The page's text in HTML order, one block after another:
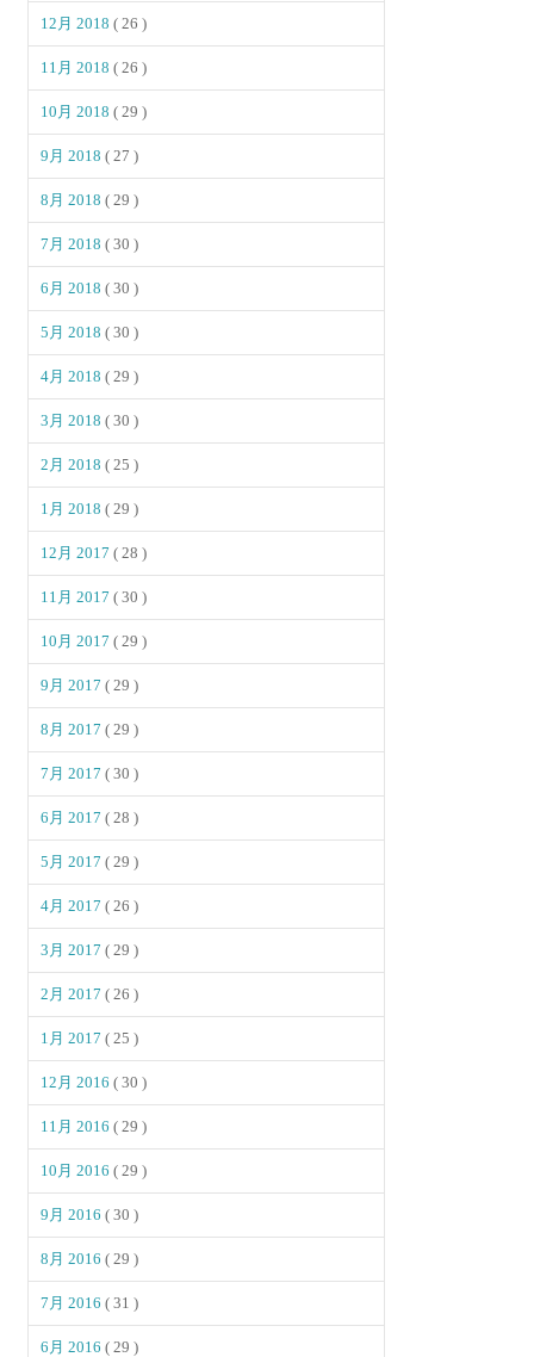
12月 2018( 26 )
11月 2018( 26 )
10月 2018( 29 )
9月 2018( 27 )
8月 2018( 29 )
7月 2018( 30 )
6月 2018( 30 )
5月 2018( 30 )
4月 2018( 29 )
3月 2018( 30 )
2月 2018( 25 )
1月 2018( 29 )
12月 2017( 28 )
11月 2017( 30 )
10月 2017( 29 )
9月 2017( 29 )
8月 2017( 29 )
7月 2017( 30 )
6月 2017( 28 )
5月 2017( 29 )
4月 2017( 26 )
3月 2017( 29 )
2月 2017( 26 )
1月 2017( 25 )
12月 2016( 30 )
11月 2016( 29 )
10月 2016( 29 )
9月 2016( 30 )
8月 2016( 29 )
7月 2016( 31 )
6月 2016( 29 )